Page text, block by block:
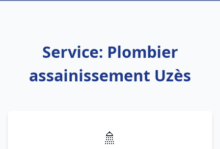
Service: Plombier
assainissement Uzès
🚿